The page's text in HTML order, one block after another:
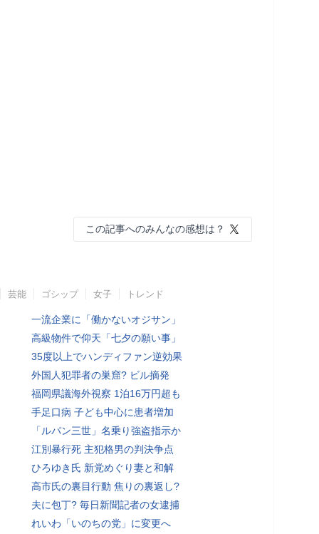
この記事へのみんなの感想は？
芸能 ゴシップ 女子 トレンド
一流企業に「働かないオジサン」
高級物件で仰天「七夕の願い事」
35度以上でハンディファン逆効果
外国人犯罪者の巣窟? ビル摘発
福岡県議海外視察 1泊16万円超も
手足口病 子ども中心に患者増加
「ルパン三世」名乗り強盗指示か
江別暴行死 主犯格男の判決争点
ひろゆき氏 新党めぐり妻と和解
高市氏の裏目行動 焦りの裏返し?
夫に包丁? 毎日新聞記者の女逮捕
れいわ「いのちの党」に変更へ